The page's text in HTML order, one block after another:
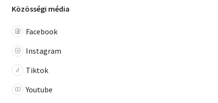
Közösségi média
Facebook
Instagram
Tiktok
Youtube